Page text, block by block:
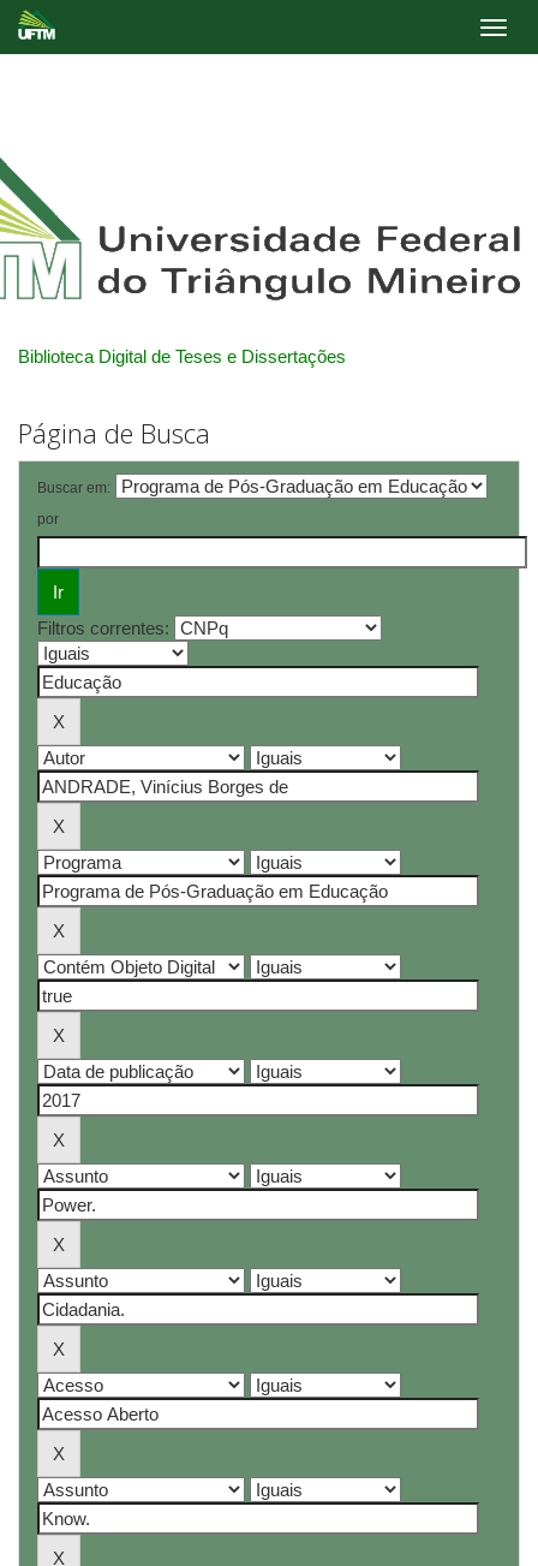
Biblioteca Digital de Teses e Dissertações
Página de Busca
Buscar em:
por
Filtros correntes: